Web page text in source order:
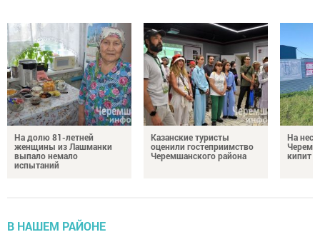
На долю 81-летней
женщины из Лашманки
выпало немало
испытаний
Казанские туристы
оценили гостеприимство
Черемшанского района
На
кипит
В НАШЕМ РАЙОНЕ